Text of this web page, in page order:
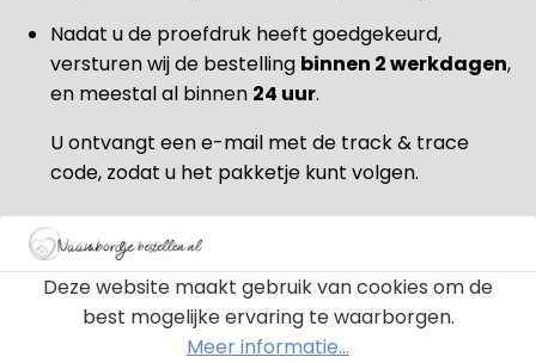
Nadat u de proefdruk heeft goedgekeurd,
versturen wij de bestelling binnen 2 werkdagen,
en meestal al binnen 24 uur.
U ontvangt een e-mail met de track & trace
code, zodat u het pakketje kunt volgen.
Deze website maakt gebruik van cookies om de
best mogelijke ervaring te waarborgen.
Meer informatie...